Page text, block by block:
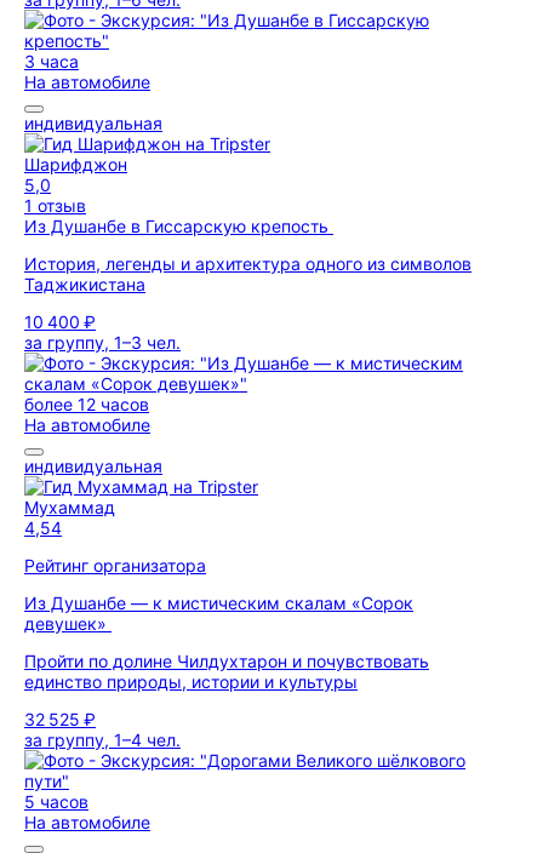
3 часа
На автомобиле
индивидуальная
Шарифджон
5,0
1 отзыв
Из Душанбе в Гиссарскую крепость
История, легенды и архитектура одного из символов
Таджикистана
10 400 ₽
за группу, 1–3 чел.
более 12 часов
На автомобиле
индивидуальная
Мухаммад
4,54
Рейтинг организатора
Из Душанбе — к мистическим скалам «Сорок
девушек»
Пройти по долине Чилдухтарон и почувствовать
единство природы, истории и культуры
32 525 ₽
за группу, 1–4 чел.
5 часов
На автомобиле